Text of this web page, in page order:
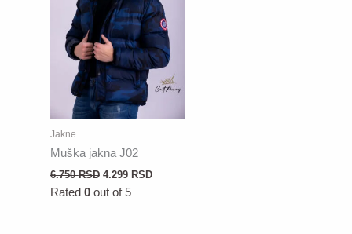
Jakne
Muška jakna J02
6.750RSD 4.299 RSD
Rated 0out of 5